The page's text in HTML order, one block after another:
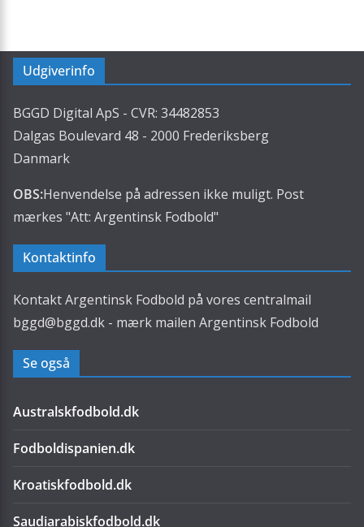
Udgiverinfo
BGGD Digital ApS - CVR: 34482853
Dalgas Boulevard 48 - 2000 Frederiksberg
Danmark
OBS:Henvendelse på adressen ikke muligt. Post
mærkes "Att: Argentinsk Fodbold"
Kontaktinfo
Kontakt Argentinsk Fodbold på vores centralmail
bggd@bggd.dk - mærk mailen Argentinsk Fodbold
Se også
Australskfodbold.dk
Fodboldispanien.dk
Kroatiskfodbold.dk
Saudiarabiskfodbold.dk